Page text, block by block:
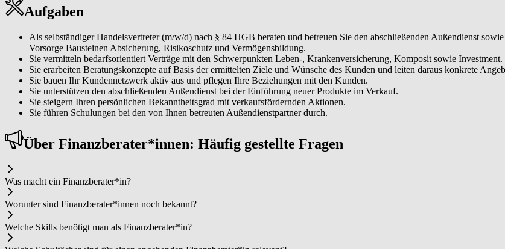
Aufgaben
Als selbständiger Handelsvertreter (m/w/d) nach § 84 HGB beraten und betreuen Sie den abschließenden Außendienst
Vorsorge Bausteinen Absicherung, Risikoschutz und Vermögensbildung.
Sie vermitteln bedarfsorientiert Verträge mit den Schwerpunkten Leben-, Krankenversicherung, Komposit sowie Investment.
Sie erarbeiten Beratungskonzepte auf Basis der ermittelten Ziele und Wünsche des Kunden und leiten daraus konkrete
Sie bauen Ihr Kundennetzwerk aktiv aus und pflegen Ihre Beziehungen mit den Kunden.
Sie unterstützen den abschließenden Außendienst bei der Einführung neuer Produkte im Verkauf.
Sie steigern Ihren persönlichen Bekanntheitsgrad mit verkaufsfördernden Aktionen.
Sie führen Schulungen bei den von Ihnen betreuten Außendienstpartner durch.
Über Fi­nanz­be­ra­ter*in­nen: Häufig gestellte Fragen
Was macht ein Fi­nanz­be­ra­ter*in?
Worunter sind Fi­nanz­be­ra­ter*in­nen noch bekannt?
Welche Skills benötigt man als Fi­nanz­be­ra­ter*in?